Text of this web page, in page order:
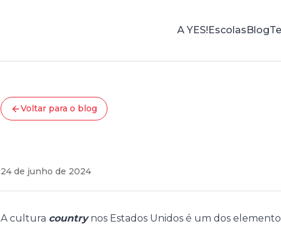
A YES!EscolasBlog
Voltar para o blog
24 de junho de 2024
A cultura countrynos Estados Unidos é um dos